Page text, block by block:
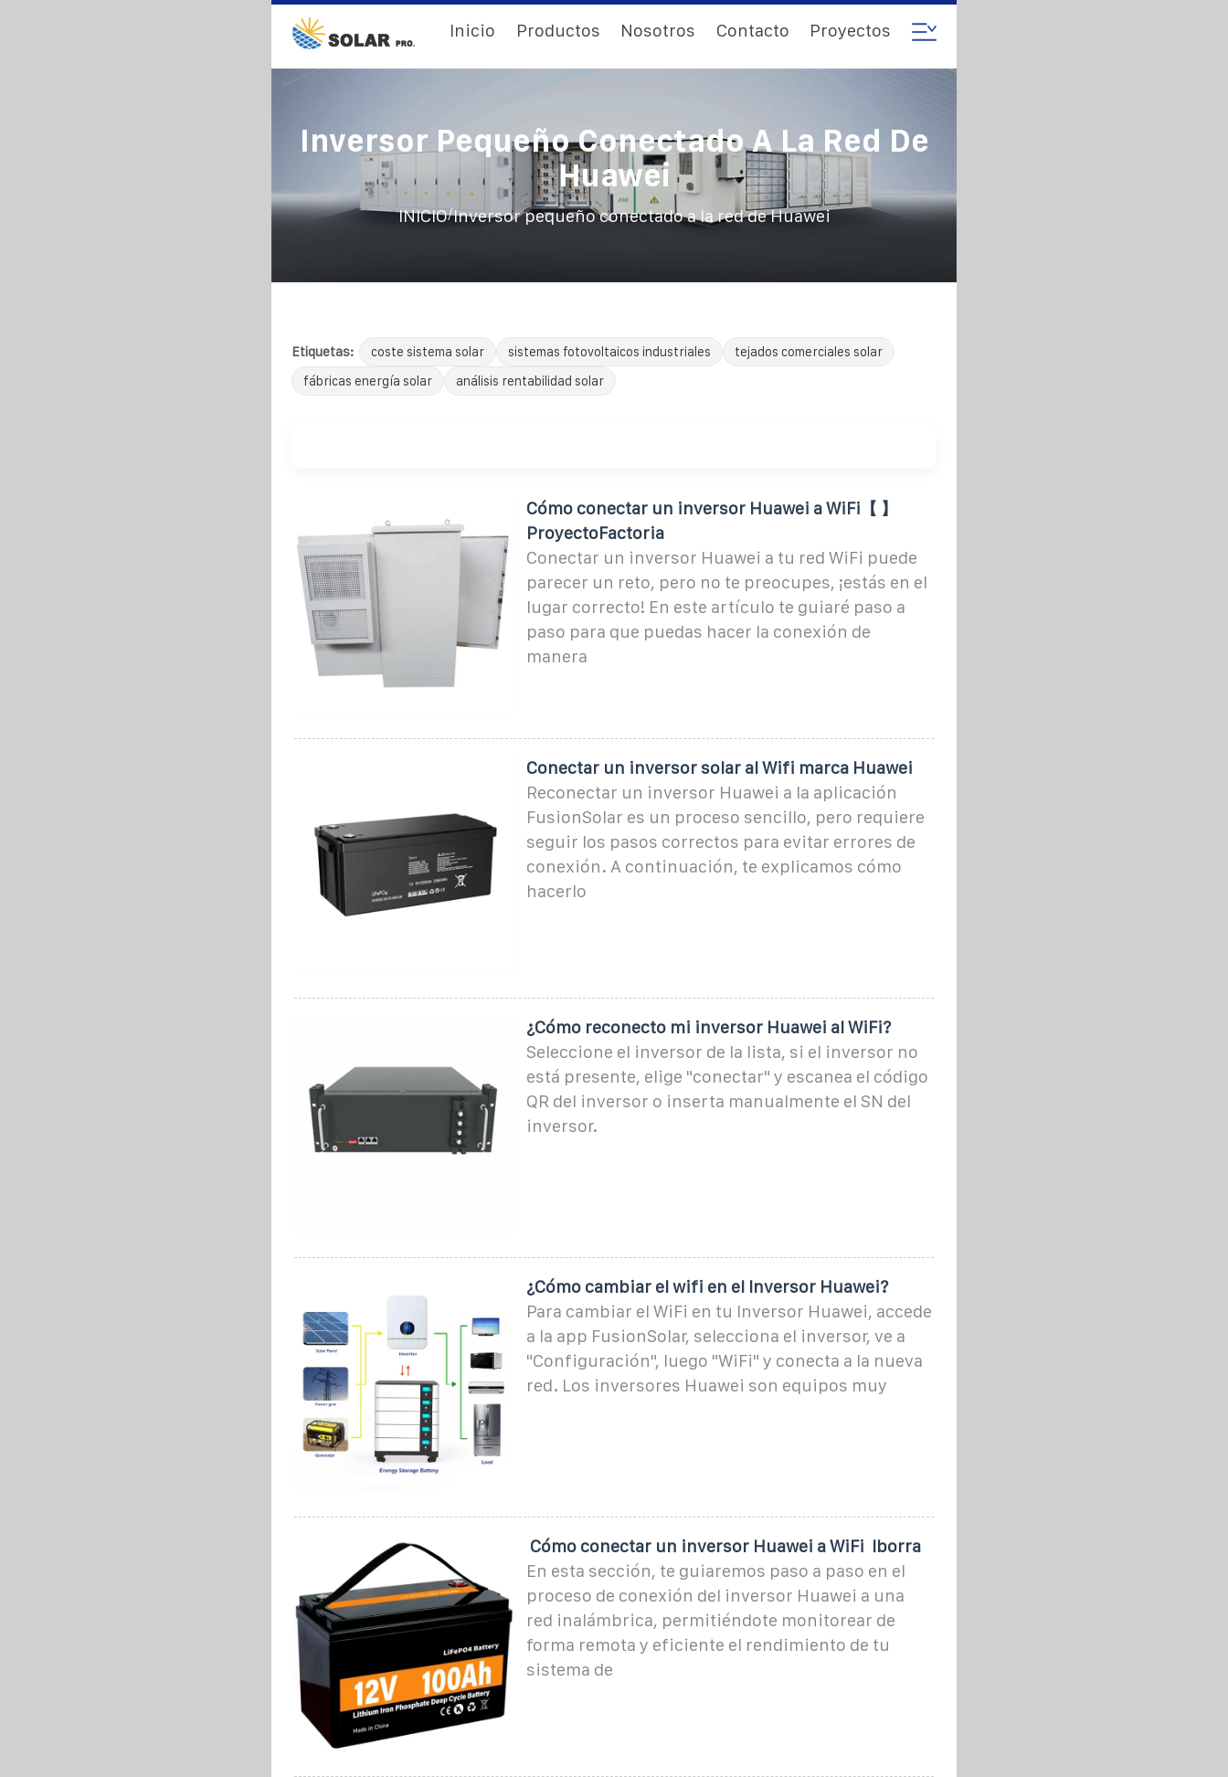
Inicio Productos Nosotros Contacto Proyectos
Inversor Pequeño Conectado A La Red De
Huawei
INICIO/Inversor pequeño conectado a la red de Huawei
Etiquetas: coste sistema solar sistemas fotovoltaicos industriales
tejados comerciales solar
fábricas energía solar
análisis rentabilidad solar
️Cómo conectar un inversor Huawei a WiFi【 ️】
ProyectoFactoria
Conectar un inversor Huawei a tu red WiFi puede
parecer un reto, pero no te preocupes, ¡estás en el
lugar correcto! En este artículo te guiaré paso a
paso para que puedas hacer la conexión de
manera
Conectar un inversor solar al Wifi marca Huawei
Reconectar un inversor Huawei a la aplicación
FusionSolar es un proceso sencillo, pero requiere
seguir los pasos correctos para evitar errores de
conexión. A continuación, te explicamos cómo
hacerlo
¿Cómo reconecto mi inversor Huawei al WiFi?
Seleccione el inversor de la lista, si el inversor no
está presente, elige "conectar" y escanea el código
QR del inversor o inserta manualmente el SN del
inversor.
¿Cómo cambiar el wifi en el Inversor Huawei?
Para cambiar el WiFi en tu Inversor Huawei, accede
a la app FusionSolar, selecciona el inversor, ve a
"Configuración", luego "WiFi" y conecta a la nueva
red. Los inversores Huawei son equipos muy
️ Cómo conectar un inversor Huawei a WiFi ️ Iborra
En esta sección, te guiaremos paso a paso en el
proceso de conexión del inversor Huawei a una
red inalámbrica, permitiéndote monitorear de
forma remota y eficiente el rendimiento de tu
sistema de